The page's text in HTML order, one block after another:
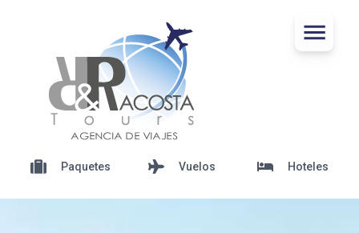
Paquetes Vuelos Hoteles